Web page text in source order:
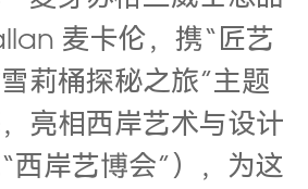
麦卡伦，携“匠艺
莉桶探秘之旅”主题
亮相西岸艺术与设计
西岸艺博会”），为这